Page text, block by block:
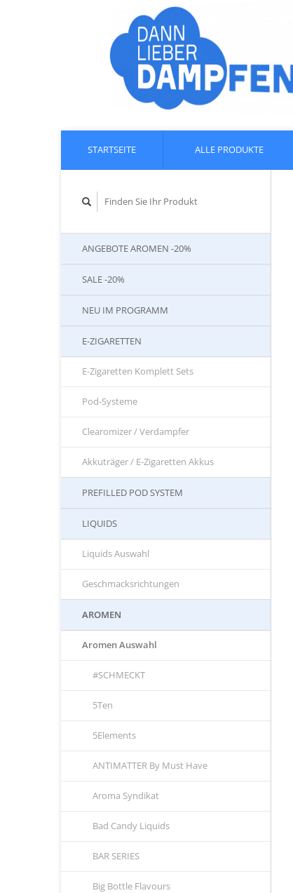
STARTSEITE ALLE PRODUKTE
ANGEBOTE AROMEN -20%
SALE -20%
NEU IM PROGRAMM
E-ZIGARETTEN
E-Zigaretten Komplett Sets
Pod-Systeme
Clearomizer / Verdampfer
Akkuträger / E-Zigaretten Akkus
PREFILLED POD SYSTEM
LIQUIDS
Liquids Auswahl
Geschmacksrichtungen
AROMEN
Aromen Auswahl
#SCHMECKT
5Ten
5Elements
ANTIMATTER By Must Have
Aroma Syndikat
Bad Candy Liquids
BAR SERIES
Big Bottle Flavours